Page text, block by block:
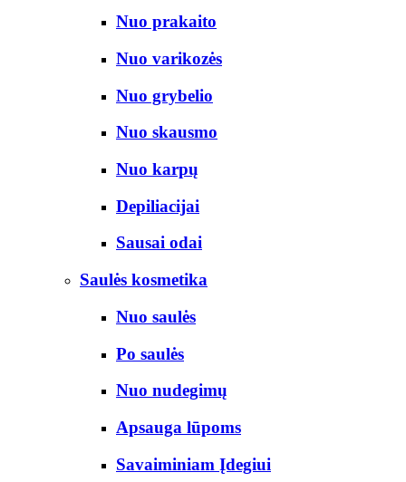
Nuo prakaito
Nuo varikozės
Nuo grybelio
Nuo skausmo
Nuo karpų
Depiliacijai
Sausai odai
Saulės kosmetika
Nuo saulės
Po saulės
Nuo nudegimų
Apsauga lūpoms
Savaiminiam Įdegiui